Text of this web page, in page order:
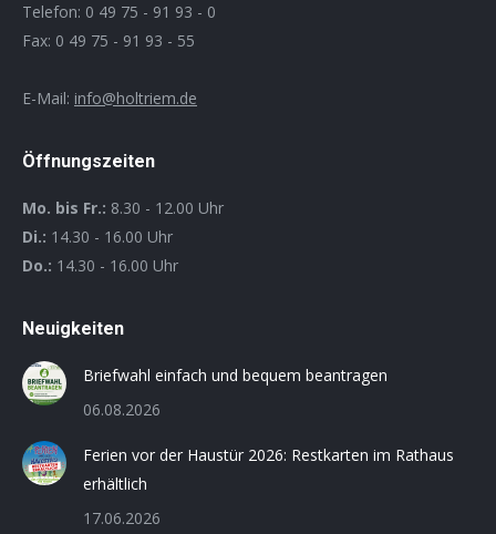
Telefon: 0 49 75 - 91 93 - 0
Fax: 0 49 75 - 91 93 - 55
E-Mail: info@holtriem.de
Öffnungszeiten
Mo. bis Fr.: 8.30 - 12.00 Uhr
Di.: 14.30 - 16.00 Uhr
Do.: 14.30 - 16.00 Uhr
Neuigkeiten
Briefwahl einfach und bequem beantragen
06.08.2026
Ferien vor der Haustür 2026: Restkarten im Rathaus
erhältlich
17.06.2026